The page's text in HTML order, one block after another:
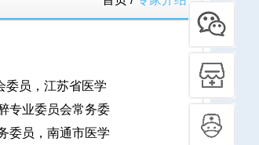
委员，江苏省医学
专业委员会常务委
委员，南通市医学